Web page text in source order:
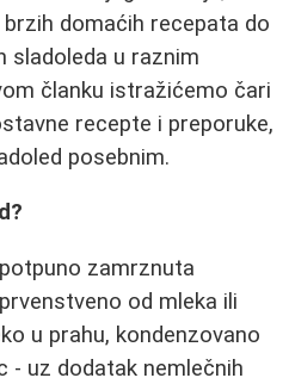
domaćih recepata do
sladoleda u raznim
članku istražićemo čari
recepte i preporuke,
posebnim.
zamrznuta
od mleka ili
u prahu, kondenzovano
- uz dodatak nemlečnih